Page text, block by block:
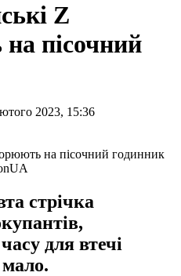
Z
пісочний
2023, 15:36
стрічка
для втечі